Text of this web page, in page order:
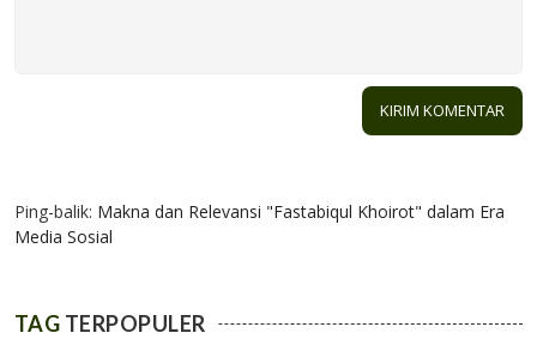
Ping-balik: Makna dan Relevansi "Fastabiqul Khoirot" dalam Era
Media Sosial
TAG TERPOPULER